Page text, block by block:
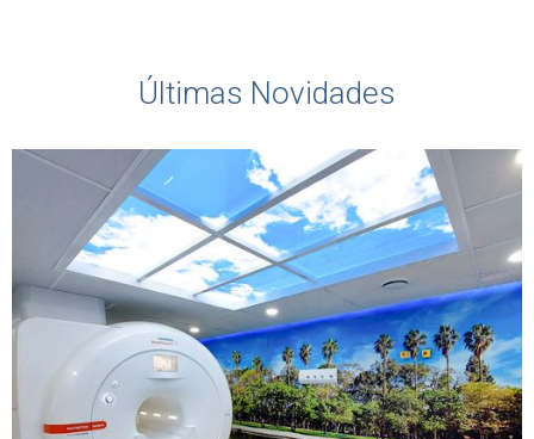
Últimas Novidades